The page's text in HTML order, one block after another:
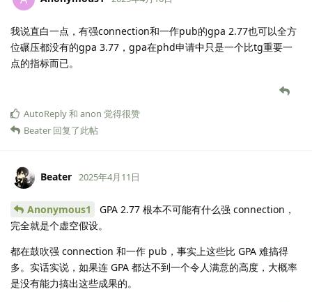
我说直白一点，有强connection和一作pub的gpa 2.77也可以全方
位碾压都没有的gpa 3.77，gpa在phd申请中只是一个比tg重要一
点的指标而已。
AutoReply和 anon 觉得很赞
Beater 回复了此帖
Beater 2025年4月11日
Anonymous1
GPA 2.77 根本不可能有什么强 connection，
完全就是个虚空假设。
都在鼓吹强 connection 和一作 pub，事实上这些比 GPA 难搞得
多。实话实说，如果连 GPA 都达不到一个令人满意的高度，大概率
是没有能力搞出这些成果的。